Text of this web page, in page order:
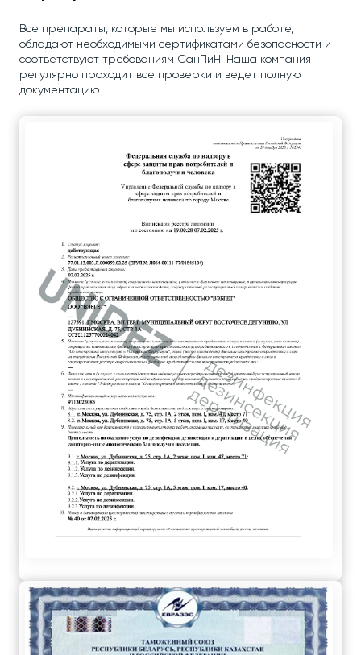
Все препараты, которые мы используем в работе,
обладают необходимыми сертификатами безопасности и
соответствуют требованиям СанПиН. Наша компания
регулярно проходит все проверки и ведет полную
документацию.